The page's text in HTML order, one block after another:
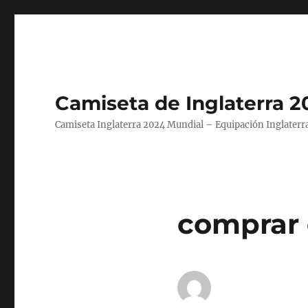
Camiseta de Inglaterra
Camiseta Inglaterra 2024 Mundial – Equipación